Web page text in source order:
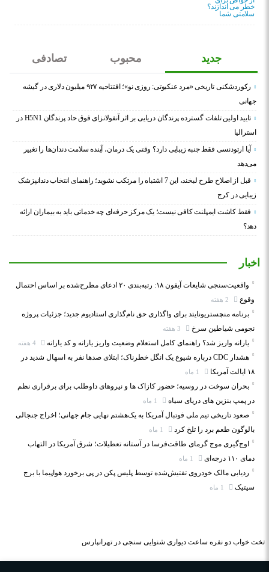
جدید محبوب تصادفی
رکوردشکنی تاریخی «مرد عنکبوتی: روزی نو»؛ افتتاحیه ۹۲۷ میلیون دلاری در گیشه
جهانی
تایید اولین تلفات گسترده پرندگان دریایی بر اثر آنفولانزای فوق حاد پرندگان H5N1 در
استرالیا
آیا ارتودنسی فقط جنبه زیبایی دارد؟ وقتی یک درمان، آینده سلامت دندان‌ها را تغییر
می‌دهد
قبل از اصلاح طرح لبخند، این 7 اشتباه را مرتکب نشوید؛ راهنمای انتخاب دندانپزشک
زیبایی در کرج
فقط کاشت ایمپلنت کافی نیست؛ یک مرکز حرفه‌ای چه خدماتی باید به بیماران ارائه
دهد؟
اخبار
واقعیت‌سنجی شایعات آیفون ۱۸: رتبه‌بندی ۲۰ ادعای مطرح‌شده بر اساس احتمال
وقوع
برنامه منچستریونایتد برای واگذاری حق نام‌گذاری استادیوم جدید؛ جزئیات پروژه
نجومی شیاطین سرخ
یارانه واریز شد؟ راهنمای کامل استعلام وضعیت واریز یارانه و کد یارانه
هشدار CDC درباره شیوع یک انگل خطرناک؛ ابتلای صدها نفر به اسهال شدید در
۱۸ ایالت آمریکا
بحران سوخت در روسیه؛ حضور کازاک‌ ها و نیروهای داوطلب برای برقراری نظم
در پمپ بنزین‌ های دریای سیاه
صعود تاریخی تیم ملی فوتبال آمریکا به یک‌هشتم نهایی جام جهانی؛ اخراج جنجالی
بالوگون طعم برد را تلخ کرد
اوج‌گیری موج گرمای طاقت‌فرسا در آستانه تعطیلات؛ شرق آمریکا در التهاب
دمای ۱۱۰ درجه‌ای
ردیابی مالک خودروی تفتیش‌شده توسط پلیس پکن در پی برخورد هواپیما با برج
سیتیک
تخت خواب دو نفره ساعت دیواری شنوایی سنجی در تهرانپارس